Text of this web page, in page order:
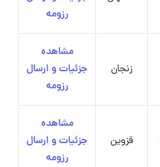
رزومه
زنجان
مشاهده
جزئیات و ارسال
رزومه
قزوین
مشاهده
جزئیات و ارسال
رزومه